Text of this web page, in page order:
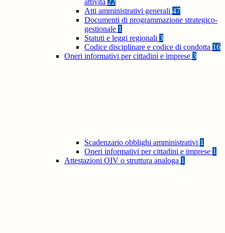
attività 22
Atti amministrativi generali 47
Documenti di programmazione strategico-
gestionale 1
Statuti e leggi regionali 3
Codice disciplinare e codice di condotta 16
Oneri informativi per cittadini e imprese 3
Scadenzario obblighi amministrativi 1
Oneri informativi per cittadini e imprese 1
Attestazioni OIV o struttura analoga 1